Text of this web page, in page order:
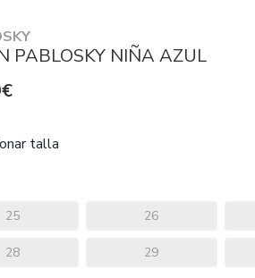
PABLOSKY NIÑA AZUL
talla
25 26
28 29